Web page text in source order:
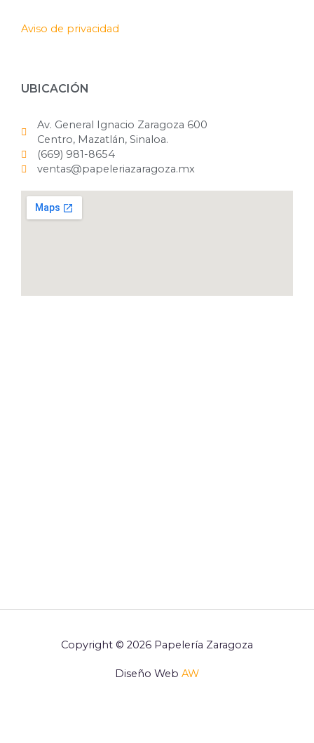
Aviso de privacidad
UBICACIÓN
Av. General Ignacio Zaragoza 600
Centro, Mazatlán, Sinaloa.
(669) 981-8654
ventas@papeleriazaragoza.mx
Copyright © 2026 Papelería Zaragoza
Diseño Web AW